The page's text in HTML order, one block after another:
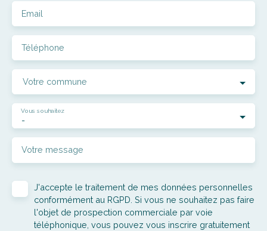
Email
Téléphone
Votre commune
-
Vous souhaitez
Votre message
J'accepte le traitement de mes données personnelles
conformément au RGPD. Si vous ne souhaitez pas faire
l'objet de prospection commerciale par voie
téléphonique, vous pouvez vous inscrire gratuitement